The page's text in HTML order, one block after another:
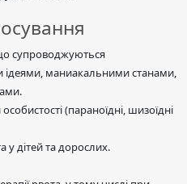
супроводжуються
маниакальними станами,
(параноїдні, шизоїдні
дітей та дорослих.